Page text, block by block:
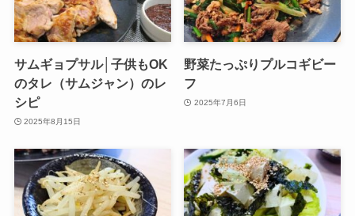
サムギョプサル│子供もOK
のタレ（サムジャン）のレ
シピ
2025年8月15日
野菜たっぷりプルコギビー
フ
2025年7月6日